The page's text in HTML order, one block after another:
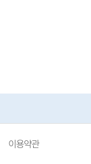
이용약관